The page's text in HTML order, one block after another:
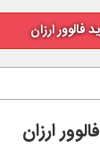
فالوور ارزان